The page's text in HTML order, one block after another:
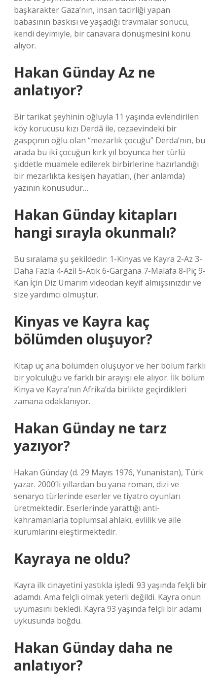
başkarakter Gaza’nın, insan tacirliği yapan
babasının baskısı ve yaşadığı travmalar sonucu,
kendi deyimiyle, bir canavara dönüşmesini konu
alıyor.
Hakan Günday Az ne
anlatıyor?
Bir tarikat şeyhinin oğluyla 11 yaşında evlendirilen
köy korucusu kızı Derdâ ile, cezaevindeki bir
gaspçının oğlu olan “mezarlık çocuğu” Derda’nın, bu
arada bu iki çocuğun kırk yıl boyunca her türlü
şiddetle muamele edilerek birbirlerine hazırlandığı
bir mezarlıkta kesişen hayatları, (her anlamda)
yazının konusudur…
Hakan Günday kitapları
hangi sırayla okunmalı?
Bu sıralama şu şekildedir: 1-Kinyas ve Kayra 2-Az 3-
Daha Fazla 4-Azil 5-Atık 6-Gargana 7-Malafa 8-Piç 9-
Kan İçin Diz Umarım videodan keyif almışsınızdır ve
size yardımcı olmuştur.
Kinyas ve Kayra kaç
bölümden oluşuyor?
Kitap üç ana bölümden oluşuyor ve her bölüm farklı
bir yolculuğu ve farklı bir arayışı ele alıyor. İlk bölüm
Kinya ve Kayra’nın Afrika’da birlikte geçirdikleri
zamana odaklanıyor.
Hakan Günday ne tarz
yazıyor?
Hakan Günday (d. 29 Mayıs 1976, Yunanistan), Türk
yazar. 2000’li yıllardan bu yana roman, dizi ve
senaryo türlerinde eserler ve tiyatro oyunları
üretmektedir. Eserlerinde yarattığı anti-
kahramanlarla toplumsal ahlakı, evlilik ve aile
kurumlarını eleştirmektedir.
Kayraya ne oldu?
Kayra ilk cinayetini yastıkla işledi. 93 yaşında felçli bir
adamdı. Ama felçli olmak yeterli değildi. Kayra onun
uyumasını bekledi. Kayra 93 yaşında felçli bir adamı
uykusunda boğdu.
Hakan Günday daha ne
anlatıyor?